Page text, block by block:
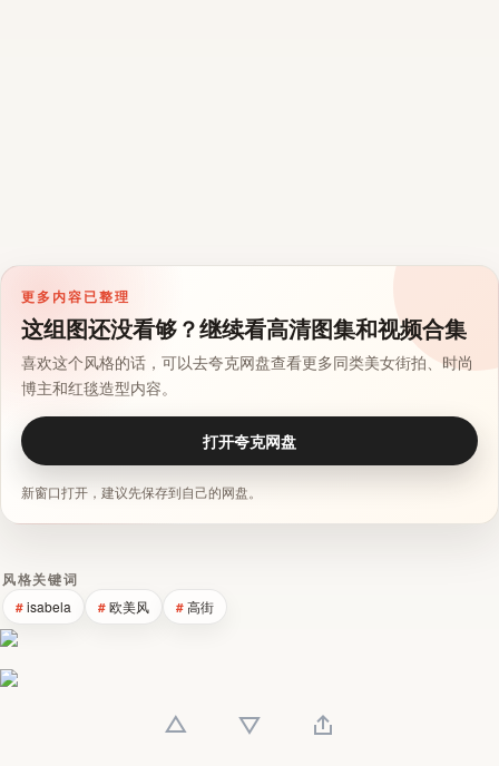
更多内容已整理
这组图还没看够？继续看高清图集和视频合集
喜欢这个风格的话，可以去夸克网盘查看更多同类美女街拍、时尚
博主和红毯造型内容。
打开夸克网盘
新窗口打开，建议先保存到自己的网盘。
风格关键词
isabela 欧美风 高街